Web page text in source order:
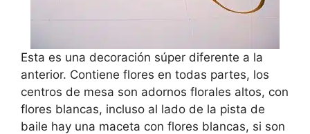
Esta es una decoración súper diferente a la
anterior. Contiene flores en todas partes, los
centros de mesa son adornos florales altos, con
flores blancas, incluso al lado de la pista de
baile hay una maceta con flores blancas, si son